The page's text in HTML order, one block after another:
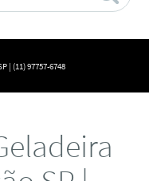
| (11) 97757-6748